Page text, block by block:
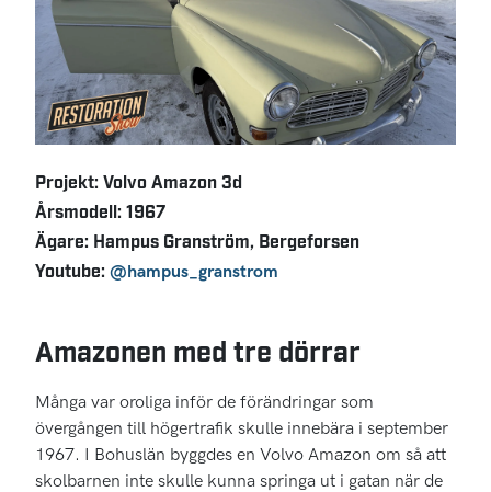
Projekt: Volvo Amazon 3d
Årsmodell: 1967
Ägare: Hampus Granström, Bergeforsen
Youtube: @hampus_granstrom
Amazonen med tre dörrar
Många var oroliga inför de förändringar som
övergången till högertrafik skulle innebära i september
1967. I Bohuslän byggdes en Volvo Amazon om så att
skolbarnen inte skulle kunna springa ut i gatan när de